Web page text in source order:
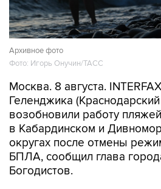
Архивное фото
Фото: Игорь Онучин/ТАСС
Москва. 8 августа.
Геленджика
возобновили работу
в Кабардинском и
округах после отмены
БПЛА, сообщил глава
Богодистов.